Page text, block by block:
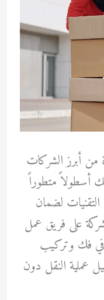
أبرز الشركات
أسطولاً متطوراً
لضمان
على فريق عمل
في فك وتركيب
عملية النقل دون